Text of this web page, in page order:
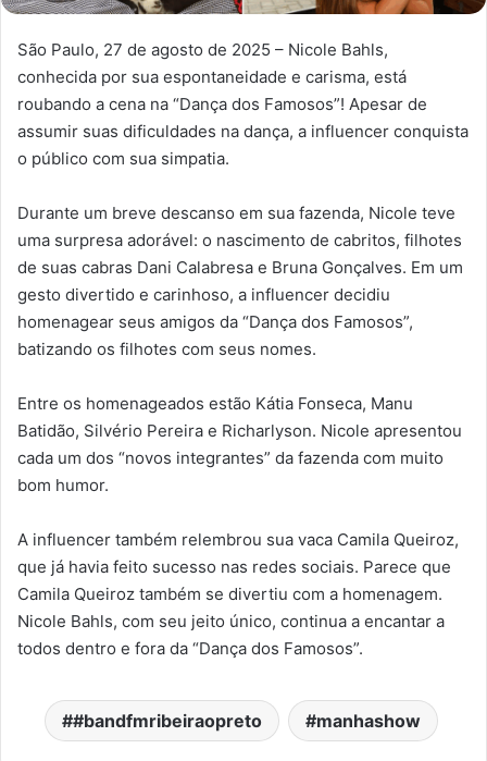
São Paulo, 27 de agosto de 2025 – Nicole Bahls,
conhecida por sua espontaneidade e carisma, está
roubando a cena na “Dança dos Famosos”! Apesar de
assumir suas dificuldades na dança, a influencer conquista
o público com sua simpatia.
Durante um breve descanso em sua fazenda, Nicole teve
uma surpresa adorável: o nascimento de cabritos, filhotes
de suas cabras Dani Calabresa e Bruna Gonçalves. Em um
gesto divertido e carinhoso, a influencer decidiu
homenagear seus amigos da “Dança dos Famosos”,
batizando os filhotes com seus nomes.
Entre os homenageados estão Kátia Fonseca, Manu
Batidão, Silvério Pereira e Richarlyson. Nicole apresentou
cada um dos “novos integrantes” da fazenda com muito
bom humor.
A influencer também relembrou sua vaca Camila Queiroz,
que já havia feito sucesso nas redes sociais. Parece que
Camila Queiroz também se divertiu com a homenagem.
Nicole Bahls, com seu jeito único, continua a encantar a
todos dentro e fora da “Dança dos Famosos”.
#bandfmribeiraopreto manhashow